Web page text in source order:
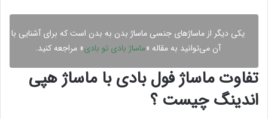
یکی دیگر از ماساژهای جنسی ماساژ بدن به بدن است که برای آشنایی با
آن می‌توانید به مقاله «ماساژ بادی تو بادی» مراجعه کنید.
تفاوت ماساژ فول بادی با ماساژ هپی
اندینگ چیست ؟